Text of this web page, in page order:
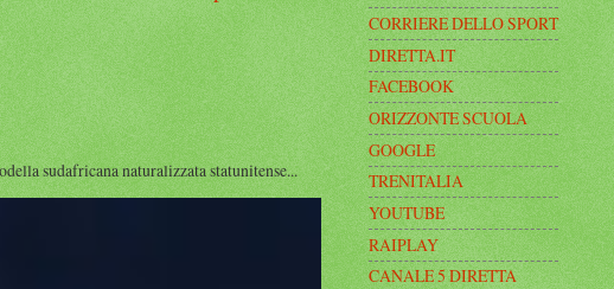
sudafricana naturalizzata statunitense...
CORRIERE DELLO SPORT
DIRETTA.IT
FACEBOOK
ORIZZONTE SCUOLA
GOOGLE
TRENITALIA
YOUTUBE
RAIPLAY
CANALE 5 DIRETTA